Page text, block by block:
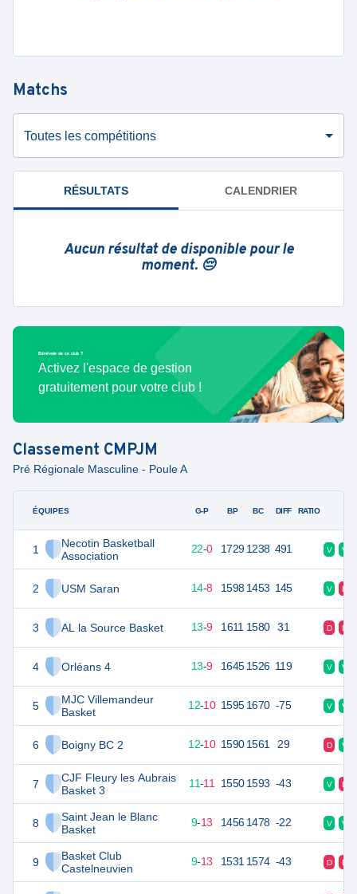
Matchs
Toutes les compétitions
RÉSULTATS CALENDRIER
Aucun résultat de disponible pour le
moment. 😔
Bénévole de ce club ?
Activez l'espace de gestion
gratuitement pour votre club !
Classement CMPJM
Pré Régionale Masculine - Poule A
ÉQUIPES
1
Necotin Basketball
Association
2 USM Saran
3 AL la Source Basket
4 Orléans 4
5
MJC Villemandeur
Basket
6 Boigny BC 2
7
CJF Fleury les Aubrais
Basket 3
8
Saint Jean le Blanc
Basket
9
Basket Club
Castelneuvien
G-P BP BC DIFF RATIO
44 22-0 1729 1238 491 V V
14-8 1598 1453 145 V D
35 13-9 1611 1580 31 D D
13-9 1645 1526 119 V V
34 12-10 1595 1670 -75 V V
12-10 1590 1561 29 D V
33 22 11-11 1550 1593 -43 V D
31 9-13 1456 1478 -22 V V
9-13 1531 1574 -43 D D